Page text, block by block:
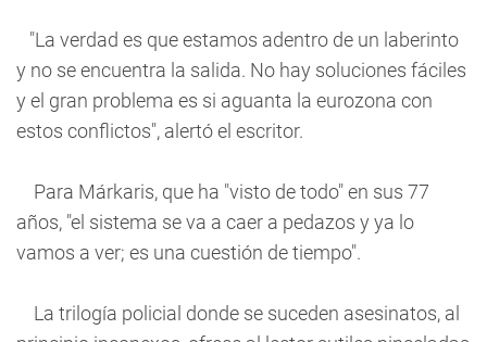
"La verdad es que estamos adentro de un laberinto
y no se encuentra la salida. No hay soluciones fáciles
y el gran problema es si aguanta la eurozona con
estos conflictos", alertó el escritor.
Para Márkaris, que ha "visto de todo" en sus 77
años, "el sistema se va a caer a pedazos y ya lo
vamos a ver; es una cuestión de tiempo".
La trilogía policial donde se suceden asesinatos, al